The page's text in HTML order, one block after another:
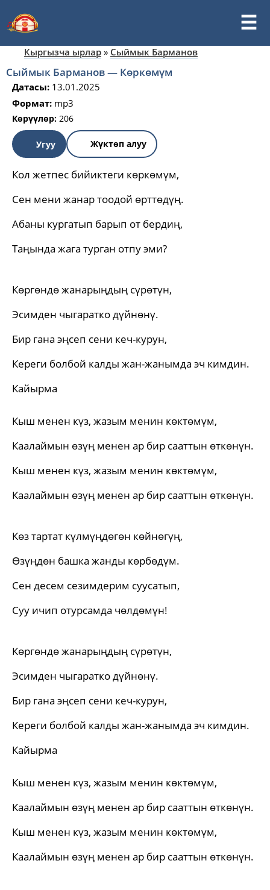
Кыргызча ырлар » Сыймык Барманов
Сыймык Барманов — Көркөмүм
Датасы: 13.01.2025
Формат: mp3
Көрүүлөр: 206
Угуу Жүктөп алуу
Кол жетпес бийиктеги көркөмүм,
Сен мени жанар тоодой өрттөдүң.
Абаны кургатып барып от бердиң,
Таңында жага турган отпу эми?
Көргөндө жанарыңдың сүрөтүн,
Эсимден чыгаратко дүйнөнү.
Бир гана эңсеп сени кеч-курун,
Кереги болбой калды жан-жанымда эч кимдин.
Кайырма
Кыш менен күз, жазым менин көктөмүм,
Каалаймын өзүң менен ар бир сааттын өткөнүн.
Кыш менен күз, жазым менин көктөмүм,
Каалаймын өзүң менен ар бир сааттын өткөнүн.
Көз тартат күлмүңдөгөн көйнөгүң,
Өзүңдөн башка жанды көрбөдүм.
Сен десем сезимдерим суусатып,
Суу ичип отурсамда чөлдөмүн!
Көргөндө жанарыңдың сүрөтүн,
Эсимден чыгаратко дүйнөнү.
Бир гана эңсеп сени кеч-курун,
Кереги болбой калды жан-жанымда эч кимдин.
Кайырма
Кыш менен күз, жазым менин көктөмүм,
Каалаймын өзүң менен ар бир сааттын өткөнүн.
Кыш менен күз, жазым менин көктөмүм,
Каалаймын өзүң менен ар бир сааттын өткөнүн.